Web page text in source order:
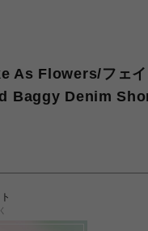
As Flowers/フェ
Baggy Denim